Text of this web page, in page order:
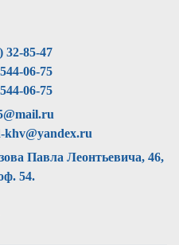
32-85-47
06-75
06-75
khv@yandex.ru
Павла Леонтьевича, 46,
54.